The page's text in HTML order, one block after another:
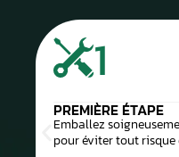
1
PREMIÈRE ÉTAPE
Emballez
pour éviter tout